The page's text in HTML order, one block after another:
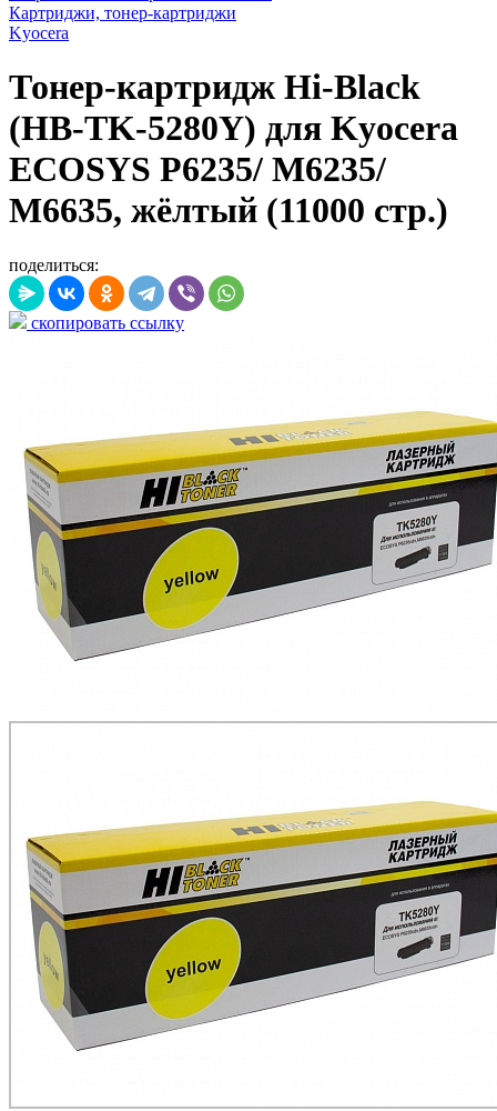
Картриджи, тонер-картриджи
Kyocera
Тонер-картридж Hi-Black
(HB-TK-5280Y) для Kyocera
ECOSYS P6235/ M6235/
M6635, жёлтый (11000 стр.)
поделиться:
скопировать ссылку